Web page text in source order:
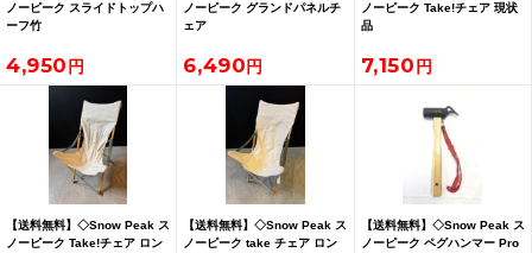
ノーピーク スライドトップハ
ーフ竹
4,950
ノーピーク グランドパネルチ
ェア
6,490
ノーピーク Take!チェア 現状
品
7,150
【送料無料】◇Snow Peak ス
ノーピーク Take!チェア ロン
【送料無料】◇Snow Peak ス
ノーピーク take チェア ロン
【送料無料】◇Snow Peak ス
ノーピーク ペグハンマー Pro